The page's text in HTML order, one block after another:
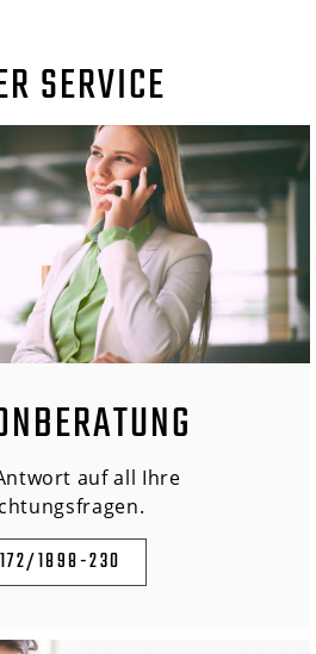
SERVICE
auf all Ihre
1898-230